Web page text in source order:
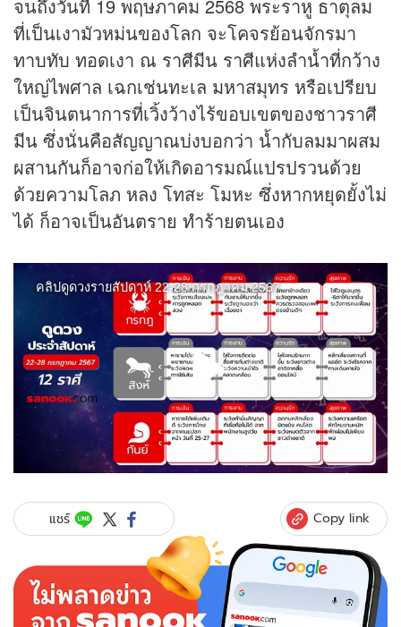
จนถึงวันที่ 19 พฤษภาคม 2568 พระราหู ธาตุลม
ที่เป็นเงามัวหม่นของโลก จะโคจรย้อนจักรมา
ทาบทับ ทอดเงา ณ ราศีมีน ราศีแห่งลำน้ำที่กว้าง
ใหญ่ไพศาล เฉกเช่นทะเล มหาสมุทร หรือเปรียบ
เป็นจินตนาการที่เวิ้งว้างไร้ขอบเขตของชาวราศี
มีน ซึ่งนั่นคือสัญญาณบ่งบอกว่า น้ำกับลมมาผสม
ผสานกันก็อาจก่อให้เกิดอารมณ์แปรปรวนด้วย
ด้วยความโลภ หลง โทสะ โมหะ ซึ่งหากหยุดยั้งไม่
ได้ ก็อาจเป็นอันตราย ทำร้ายตนเอง
แชร์ Copy link